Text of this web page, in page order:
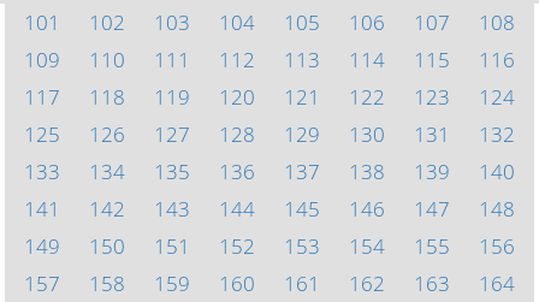
101
102 103 104 105 106 107
108
109
110 111 112 113 114 115
116
117
118 119 120 121 122 123
124
125
126 127 128 129 130 131
132
133
134 135 136 137 138 139
140
141
142 143 144 145 146 147
148
149
150 151 152 153 154 155
156
157
158 159 160 161 162 163
164